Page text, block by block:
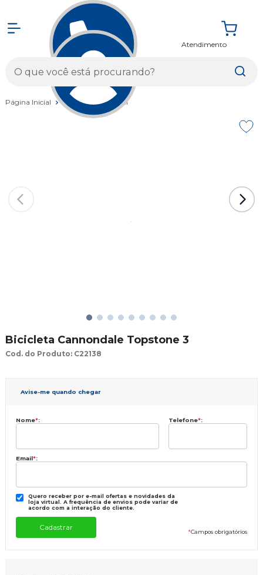
Atendimento
Página Inicial Bicicletas Gravel
Bicicleta Cannondale Topstone 3
Cod. do Produto: C22138
Avise-me quando chegar
Nome*: Telefone*:
Email*:
Quero receber por e-mail ofertas e novidades da
loja virtual. A frequência de envios pode variar de
acordo com a interação do cliente.
*Campos obrigatórios